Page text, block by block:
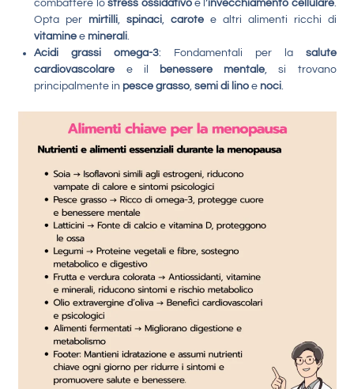
combattere lostress ossidativoe l’invecchiamento cellulare.
Opta per mirtilli,spinaci,carote e altri alimenti ricchi di
vitamine e minerali.
Acidi grassi omega-3: Fondamentali per la salute
cardiovascolare e il benessere mentale, si trovano
principalmente in pesce grasso,semi di lino e noci.